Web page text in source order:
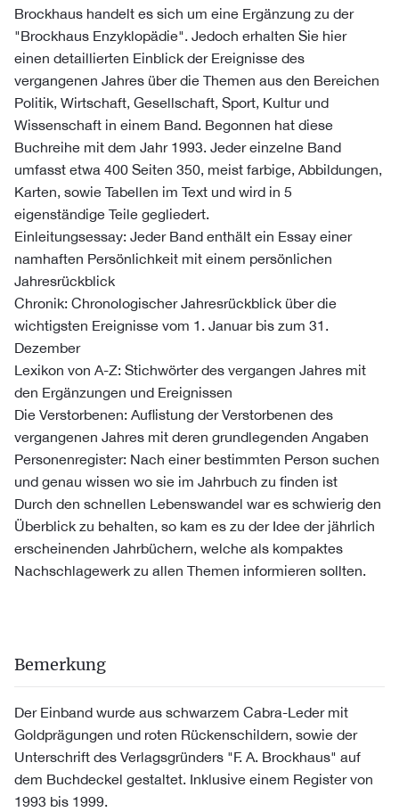
Brockhaus handelt es sich um eine Ergänzung zu der
"Brockhaus Enzyklopädie". Jedoch erhalten Sie hier
einen detaillierten Einblick der Ereignisse des
vergangenen Jahres über die Themen aus den Bereichen
Politik, Wirtschaft, Gesellschaft, Sport, Kultur und
Wissenschaft in einem Band. Begonnen hat diese
Buchreihe mit dem Jahr 1993. Jeder einzelne Band
umfasst etwa 400 Seiten 350, meist farbige, Abbildungen,
Karten, sowie Tabellen im Text und wird in 5
eigenständige Teile gegliedert.
Einleitungsessay: Jeder Band enthält ein Essay einer
namhaften Persönlichkeit mit einem persönlichen
Jahresrückblick
Chronik: Chronologischer Jahresrückblick über die
wichtigsten Ereignisse vom 1. Januar bis zum 31.
Dezember
Lexikon von A-Z: Stichwörter des vergangen Jahres mit
den Ergänzungen und Ereignissen
Die Verstorbenen: Auflistung der Verstorbenen des
vergangenen Jahres mit deren grundlegenden Angaben
Personenregister: Nach einer bestimmten Person suchen
und genau wissen wo sie im Jahrbuch zu finden ist
Durch den schnellen Lebenswandel war es schwierig den
Überblick zu behalten, so kam es zu der Idee der jährlich
erscheinenden Jahrbüchern, welche als kompaktes
Nachschlagewerk zu allen Themen informieren sollten.
Bemerkung
Der Einband wurde aus schwarzem Cabra-Leder mit
Goldprägungen und roten Rückenschildern, sowie der
Unterschrift des Verlagsgründers "F. A. Brockhaus" auf
dem Buchdeckel gestaltet. Inklusive einem Register von
1993 bis 1999.